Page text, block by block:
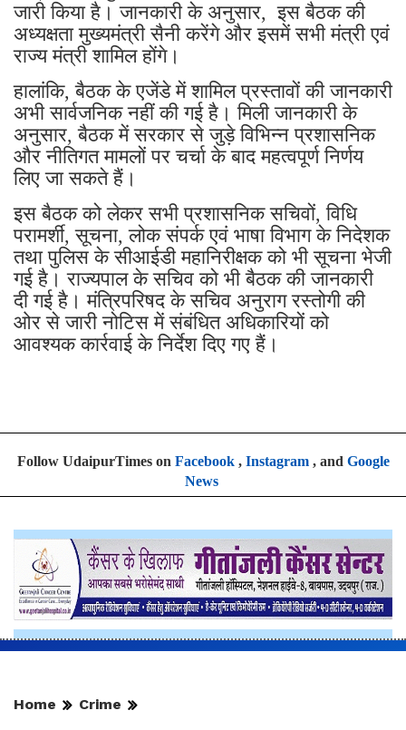
जारी किया है। जानकारी के अनुसार, इस बैठक की
अध्यक्षता मुख्यमंत्री सैनी करेंगे और इसमें सभी मंत्री एवं
राज्य मंत्री शामिल होंगे।
हालांकि, बैठक के एजेंडे में शामिल प्रस्तावों की जानकारी
अभी सार्वजनिक नहीं की गई है। मिली जानकारी के
अनुसार, बैठक में सरकार से जुड़े विभिन्न प्रशासनिक
और नीतिगत मामलों पर चर्चा के बाद महत्वपूर्ण निर्णय
लिए जा सकते हैं।
इस बैठक को लेकर सभी प्रशासनिक सचिवों, विधि
परामर्शी, सूचना, लोक संपर्क एवं भाषा विभाग के निदेशक
तथा पुलिस के सीआईडी महानिरीक्षक को भी सूचना भेजी
गई है। राज्यपाल के सचिव को भी बैठक की जानकारी
दी गई है। मंत्रिपरिषद के सचिव अनुराग रस्तोगी की
ओर से जारी नोटिस में संबंधित अधिकारियों को
आवश्यक कार्रवाई के निर्देश दिए गए हैं।
Follow UdaipurTimes on Facebook, Instagram, and Google
News
Home Crime